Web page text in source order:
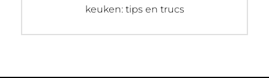
keuken: tips en trucs